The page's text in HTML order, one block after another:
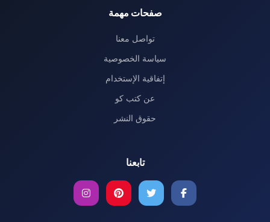
صفحات مهمة
تواصل معنا
سياسة الخصوصية
إتفاقية الإستخدام
عن كتب كو
حقوق النشر
تابعنا